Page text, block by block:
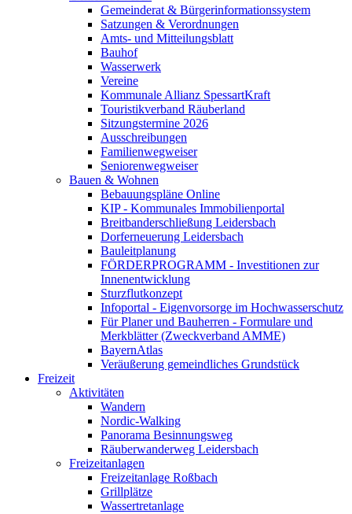
Gemeinderat & Bürgerinformationssystem
Satzungen & Verordnungen
Amts- und Mitteilungsblatt
Bauhof
Wasserwerk
Vereine
Kommunale Allianz SpessartKraft
Touristikverband Räuberland
Sitzungstermine 2026
Ausschreibungen
Familienwegweiser
Seniorenwegweiser
Bauen & Wohnen
Bebauungspläne Online
KIP - Kommunales Immobilienportal
Breitbanderschließung Leidersbach
Dorferneuerung Leidersbach
Bauleitplanung
FÖRDERPROGRAMM - Investitionen zur
Innenentwicklung
Sturzflutkonzept
Infoportal - Eigenvorsorge im Hochwasserschutz
Für Planer und Bauherren - Formulare und
Merkblätter (Zweckverband AMME)
BayernAtlas
Veräußerung gemeindliches Grundstück
Freizeit
Aktivitäten
Wandern
Nordic-Walking
Panorama Besinnungsweg
Räuberwanderweg Leidersbach
Freizeitanlagen
Freizeitanlage Roßbach
Grillplätze
Wassertretanlage